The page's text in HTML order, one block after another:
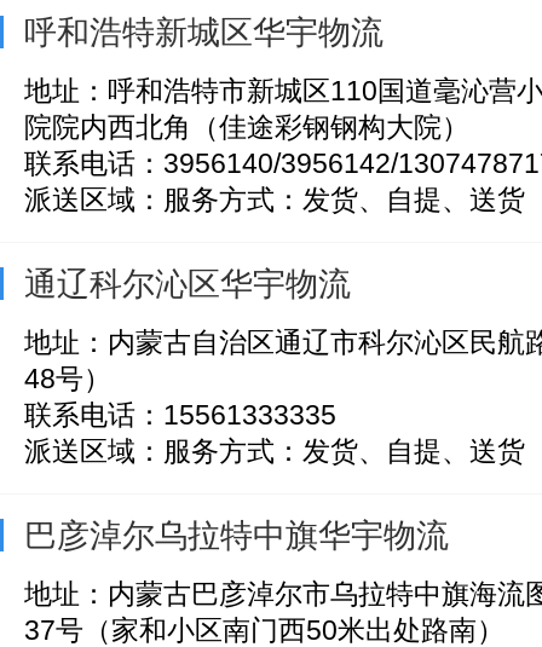
呼和浩特新城区华宇物流
地址：呼和浩特市新城区110国道毫沁营
院院内西北角（佳途彩钢钢构大院）
联系电话：3956140/3956142/
派送区域：服务方式：发货、自提、送货
通辽科尔沁区华宇物流
地址：内蒙古自治区通辽市科尔沁区民航
48号）
联系电话：15561333335
派送区域：服务方式：发货、自提、送货
巴彦淖尔乌拉特中旗华宇物流
地址：内蒙古巴彦淖尔市乌拉特中旗海流
37号（家和小区南门西50米出处路南）